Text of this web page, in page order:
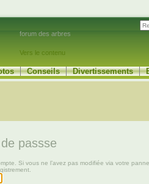
forum des arbres
Vers le contenu
Conseils Divertissements
passse
Si vous ne l’avez pas modifiée via votre